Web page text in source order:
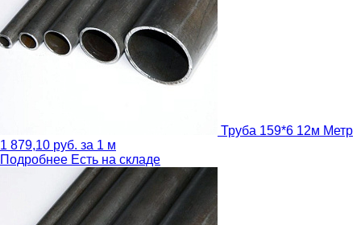
Труба 159*6 12м Метр
1 879,10 руб. за 1 м
Подробнее Есть на складе